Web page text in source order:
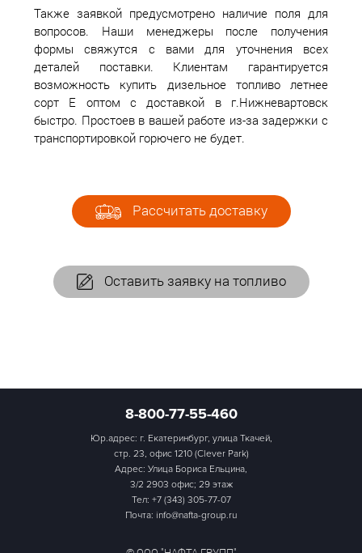
Также заявкой предусмотрено наличие поля для
вопросов. Наши менеджеры после получения
формы свяжутся с вами для уточнения всех
деталей поставки. Клиентам гарантируется
возможность купить дизельное топливо летнее
сорт Е оптом с доставкой в г.Нижневартовск
быстро. Простоев в вашей работе из-за задержки с
транспортировкой горючего не будет.
Рассчитать доставку
Оставить заявку на топливо
8-800-77-55-460
Юр.адрес: г. Екатеринбург, улица Ткачей,
стр. 23, офис 1210 (Clever Park)
Адрес: Улица Бориса Ельцина,
3/2 2903 офис; 29 этаж
Тел: +7 (343) 305-77-07
Почта: info@nafta-group.ru